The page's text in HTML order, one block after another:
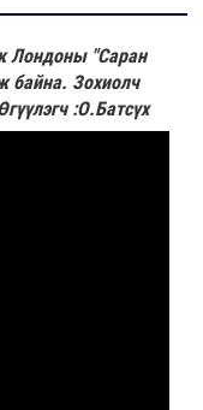
Лондоны "Саран
байна. Зохиолч
:О.Батсүх